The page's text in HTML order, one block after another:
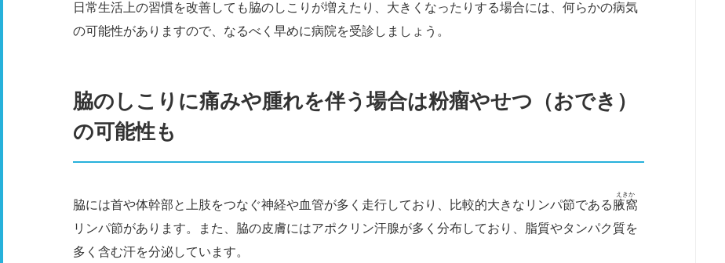
日常生活上の習慣を改善しても脇のしこりが増えたり、大きくなったりする場合には、何らかの病気
の可能性がありますので、なるべく早めに病院を受診しましょう。
脇のしこりに痛みや腫れを伴う場合は粉瘤やせつ（おでき）
の可能性も
脇には首や体幹部と上肢をつなぐ神経や血管が多く走行しており、比較的大きなリンパ節である腋窩
えきか
リンパ節があります。また、脇の皮膚にはアポクリン汗腺が多く分布しており、脂質やタンパク質を
多く含む汗を分泌しています。